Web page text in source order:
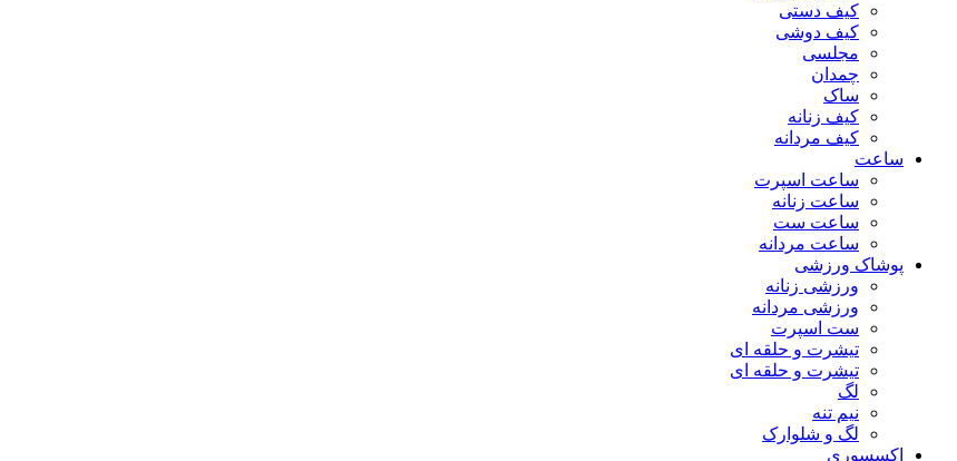
کیف دستی
کیف دوشی
مجلسی
چمدان
ساک
کیف زنانه
کیف مردانه
ساعت
ساعت اسپرت
ساعت زنانه
ساعت ست
ساعت مردانه
پوشاک ورزشی
ورزشی زنانه
ورزشی مردانه
ست اسپرت
تیشرت و حلقه ای
تیشرت و حلقه ای
لگ
نیم تنه
لگ و شلوارک
اکسسوری